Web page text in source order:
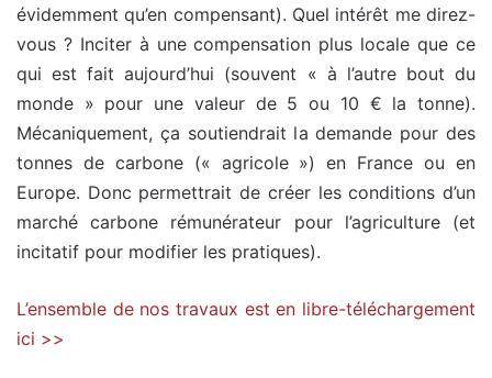
évidemment qu’en compensant). Quel intérêt me direz-
vous ? Inciter à une compensation plus locale que ce
qui est fait aujourd’hui (souvent « à l’autre bout du
monde » pour une valeur de 5 ou 10 € la tonne).
Mécaniquement, ça soutiendrait la demande pour des
tonnes de carbone (« agricole ») en France ou en
Europe. Donc permettrait de créer les conditions d’un
marché carbone rémunérateur pour l’agriculture (et
incitatif pour modifier les pratiques).
L’ensemble de nos travaux est en libre-téléchargement
ici >>